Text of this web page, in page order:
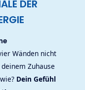
DER
Wänden nicht
Zuhause
Dein Gefühl